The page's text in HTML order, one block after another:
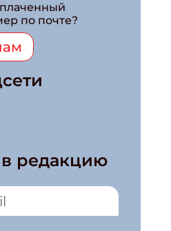
по почте?
в редакцию